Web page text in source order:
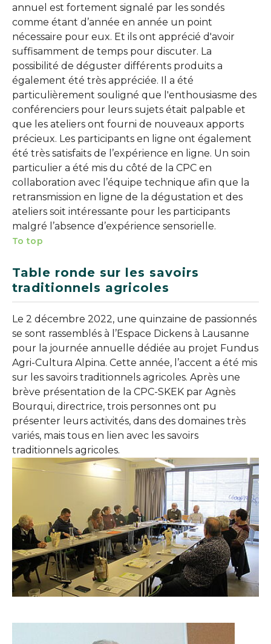
annuel est fortement signalé par les sondés
comme étant d’année en année un point
nécessaire pour eux. Et ils ont apprécié d'avoir
suffisamment de temps pour discuter. La
possibilité de déguster différents produits a
également été très appréciée. Il a été
particulièrement souligné que l'enthousiasme des
conférenciers pour leurs sujets était palpable et
que les ateliers ont fourni de nouveaux apports
précieux. Les participants en ligne ont également
été très satisfaits de l’expérience en ligne. Un soin
particulier a été mis du côté de la CPC en
collaboration avec l’équipe technique afin que la
retransmission en ligne de la dégustation et des
ateliers soit intéressante pour les participants
malgré l’absence d’expérience sensorielle.
To top
Show larger version
Table ronde sur les savoirs
traditionnels agricoles
Le 2 décembre 2022, une quinzaine de passionnés
se sont rassemblés à l’Espace Dickens à Lausanne
pour la journée annuelle dédiée au projet Fundus
Agri-Cultura Alpina. Cette année, l’accent a été mis
sur les savoirs traditionnels agricoles. Après une
brève présentation de la CPC-SKEK par Agnès
Bourqui, directrice, trois personnes ont pu
présenter leurs activités, dans des domaines très
variés, mais tous en lien avec les savoirs
traditionnels agricoles.